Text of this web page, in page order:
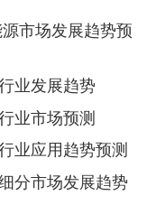
市场发展趋势预
业发展趋势
业市场预测
业应用趋势预测
分市场发展趋势